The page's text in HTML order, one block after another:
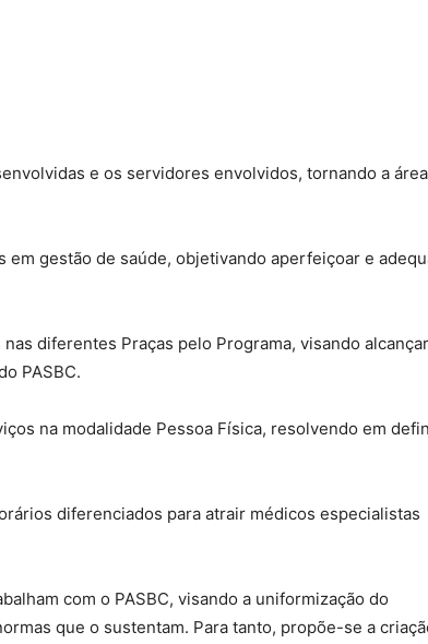
e os servidores envolvidos, tornando a
gestão de saúde, objetivando aperfeiçoar e
diferentes Praças pelo Programa, visando alcançar
PASBC.
na modalidade Pessoa Física, resolvendo em
diferenciados para atrair médicos especialistas
com o PASBC, visando a uniformização do
que o sustentam. Para tanto, propõe-se a